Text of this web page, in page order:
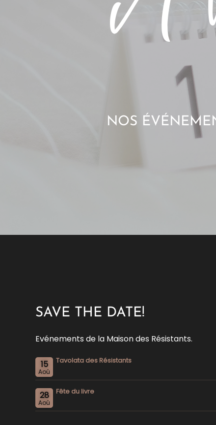
NOS
SAVE THE DATE!
Evénements de la Maison des Résistants.
15
Aoû
Tavolata des Résistants
28
Aoû
Fête du livre